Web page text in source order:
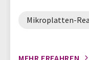
Mikroplatten-
MEHR ERFAHREN